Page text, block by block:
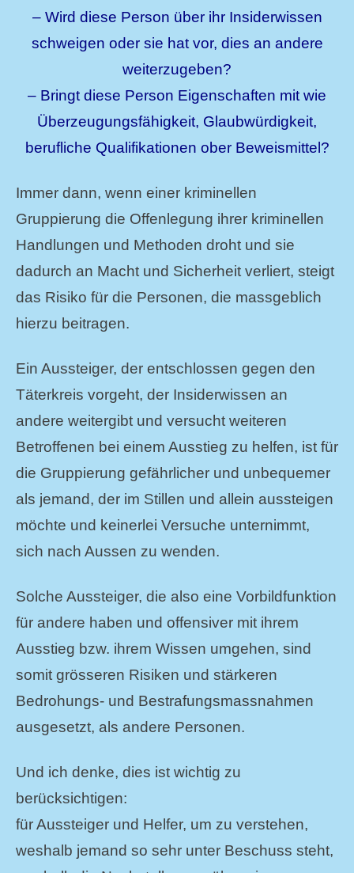
– Wird diese Person über ihr Insiderwissen
schweigen oder sie hat vor, dies an andere
weiterzugeben?
– Bringt diese Person Eigenschaften mit wie
Überzeugungsfähigkeit, Glaubwürdigkeit,
berufliche Qualifikationen ober Beweismittel?
Immer dann, wenn einer kriminellen
Gruppierung die Offenlegung ihrer kriminellen
Handlungen und Methoden droht und sie
dadurch an Macht und Sicherheit verliert, steigt
das Risiko für die Personen, die massgeblich
hierzu beitragen.
Ein Aussteiger, der entschlossen gegen den
Täterkreis vorgeht, der Insiderwissen an
andere weitergibt und versucht weiteren
Betroffenen bei einem Ausstieg zu helfen, ist für
die Gruppierung gefährlicher und unbequemer
als jemand, der im Stillen und allein aussteigen
möchte und keinerlei Versuche unternimmt,
sich nach Aussen zu wenden.
Solche Aussteiger, die also eine Vorbildfunktion
für andere haben und offensiver mit ihrem
Ausstieg bzw. ihrem Wissen umgehen, sind
somit grösseren Risiken und stärkeren
Bedrohungs- und Bestrafungsmassnahmen
ausgesetzt, als andere Personen.
Und ich denke, dies ist wichtig zu
berücksichtigen:
für Aussteiger und Helfer, um zu verstehen,
weshalb jemand so sehr unter Beschuss steht,